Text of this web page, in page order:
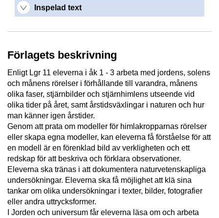
Inspelad text
Förlagets beskrivning
Enligt Lgr 11 eleverna i åk 1 - 3 arbeta med jordens, solens
och månens rörelser i förhållande till varandra, månens
olika faser, stjärnbilder och stjärnhimlens utseende vid
olika tider på året, samt årstidsväxlingar i naturen och hur
man känner igen årstider.
Genom att prata om modeller för himlakropparnas rörelser
eller skapa egna modeller, kan eleverna få förståelse för att
en modell är en förenklad bild av verkligheten och ett
redskap för att beskriva och förklara observationer.
Eleverna ska tränas i att dokumentera naturvetenskapliga
undersökningar. Eleverna ska få möjlighet att klä sina
tankar om olika undersökningar i texter, bilder, fotografier
eller andra uttrycksformer.
I Jorden och universum får eleverna läsa om och arbeta